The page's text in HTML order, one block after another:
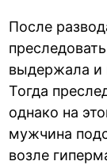
После
выдержала и
Тогда
однако на
мужчина
возле